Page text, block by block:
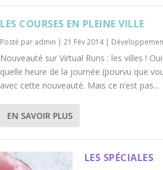
LES COURSES EN PLEINE VILLE
Posté par admin |21 Fév 2014|
Nouveauté sur Virtual Runs : les villes !
quelle heure de la journée (pourvu que
avec cette nouveauté. Mais ce n’est pas...
EN SAVOIR PLUS
LES SPÉCIALES